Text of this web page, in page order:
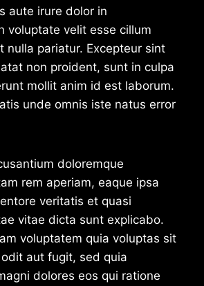
aute irure dolor in
voluptate velit esse cillum
nulla pariatur. Excepteur sint
non proident, sunt in culpa
mollit anim id est laborum.
unde omnis iste natus error
doloremque
rem aperiam, eaque ipsa
veritatis et quasi
vitae dicta sunt explicabo.
voluptatem quia voluptas sit
aut fugit, sed quia
dolores eos qui ratione